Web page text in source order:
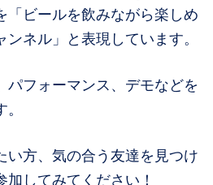
「ビールを飲みながら楽しめ
ネル」と表現しています。
パフォーマンス、デモなどを
い方、気の合う友達を見つけ
してみてください！